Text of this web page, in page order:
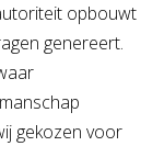
opbouwt
genereert.
gekozen voor